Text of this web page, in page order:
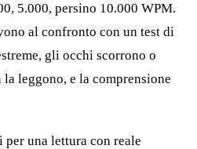
5.000, persino 10.000 WPM.
al confronto con un test di
gli occhi scorrono o
leggono, e la comprensione
una lettura con reale